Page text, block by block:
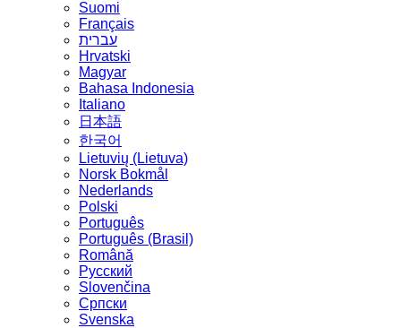
Suomi
Français
עברית
Hrvatski
Magyar
Bahasa Indonesia
Italiano
日本語
한국어
Lietuvių (Lietuva)
‪Norsk Bokmål‬
Nederlands
Polski
Português
Português (Brasil)
Română
Русский
Slovenčina
Српски
Svenska